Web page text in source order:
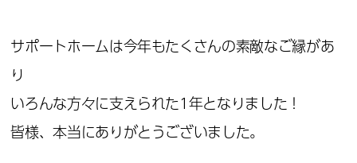
サポートホームは今年もたくさんの素敵なご縁があ
り
いろんな方々に支えられた1年となりました！
皆様、本当にありがとうございました。